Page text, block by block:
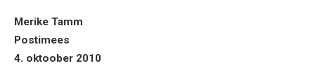
Merike Tamm
Postimees
4. oktoober 2010